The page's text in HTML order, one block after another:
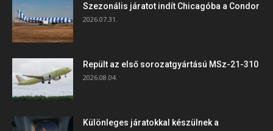
Szezonális járatot indít Chicagóba a Condor
2026.07.31.
Repült az első sorozatgyártású MSz-21-310
2026.08.04.
Különleges járatokkal készülnek a